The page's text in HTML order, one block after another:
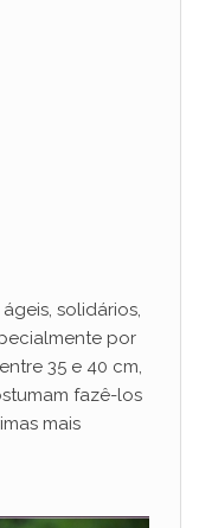
solidários,
por
35 e 40 cm,
fazê-los
mais